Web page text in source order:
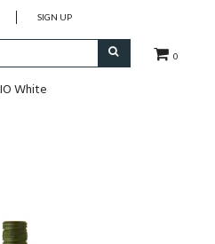
0
SIGN UP
White